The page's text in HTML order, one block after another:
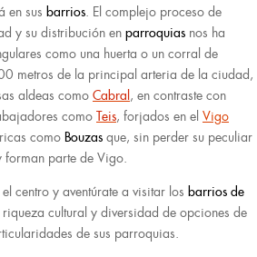
en sus barrios. El complejo proceso de
y su distribución en parroquias nos ha
como una huerta o un corral de
metros de la principal arteria de la ciudad,
aldeas como Cabral , en contraste con
como Teis, forjados en el Vigo
como Bouzas que, sin perder su peculiar
parte de Vigo.
centro y aventúrate a visitar los barrios de
cultural y diversidad de opciones de
de sus parroquias.